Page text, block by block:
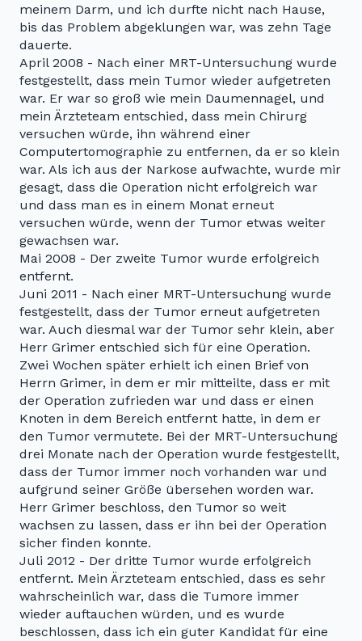
meinem Darm, und ich durfte nicht nach Hause,
bis das Problem abgeklungen war, was zehn Tage
dauerte.
April 2008 - Nach einer MRT-Untersuchung wurde
festgestellt, dass mein Tumor wieder aufgetreten
war. Er war so groß wie mein Daumennagel, und
mein Ärzteteam entschied, dass mein Chirurg
versuchen würde, ihn während einer
Computertomographie zu entfernen, da er so klein
war. Als ich aus der Narkose aufwachte, wurde mir
gesagt, dass die Operation nicht erfolgreich war
und dass man es in einem Monat erneut
versuchen würde, wenn der Tumor etwas weiter
gewachsen war.
Mai 2008 - Der zweite Tumor wurde erfolgreich
entfernt.
Juni 2011 - Nach einer MRT-Untersuchung wurde
festgestellt, dass der Tumor erneut aufgetreten
war. Auch diesmal war der Tumor sehr klein, aber
Herr Grimer entschied sich für eine Operation.
Zwei Wochen später erhielt ich einen Brief von
Herrn Grimer, in dem er mir mitteilte, dass er mit
der Operation zufrieden war und dass er einen
Knoten in dem Bereich entfernt hatte, in dem er
den Tumor vermutete. Bei der MRT-Untersuchung
drei Monate nach der Operation wurde festgestellt,
dass der Tumor immer noch vorhanden war und
aufgrund seiner Größe übersehen worden war.
Herr Grimer beschloss, den Tumor so weit
wachsen zu lassen, dass er ihn bei der Operation
sicher finden konnte.
Juli 2012 - Der dritte Tumor wurde erfolgreich
entfernt. Mein Ärzteteam entschied, dass es sehr
wahrscheinlich war, dass die Tumore immer
wieder auftauchen würden, und es wurde
beschlossen, dass ich ein guter Kandidat für eine